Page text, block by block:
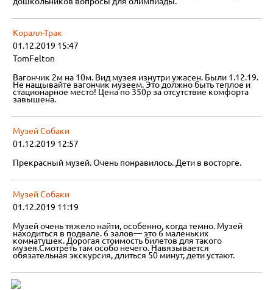
Коралл-Трак
01.12.2019 15:47
TomFelton
Вагончик 2м на 10м. Вид музея изнутри ужасен. Были 1.12.19.
Не нащывайте вагончик музеем. Это должно быть теплое и
стационарное место! Цена по 350р за отсутствие комфорта
завышена.
Музей Собаки
01.12.2019 12:57
Прекрасный музей. Очень понравилось. Дети в восторге.
Музей Собаки
01.12.2019 11:19
Музей очень тяжело найти, особенно, когда темно. Музей
находиться в подвале. 6 залов— это 6 маленьких
комнатушек. Дорогая стоимость билетов для такого
музея.Смотреть там особо нечего. Навязывается
обязательная экскурсия, длиться 50 минут, дети устают.